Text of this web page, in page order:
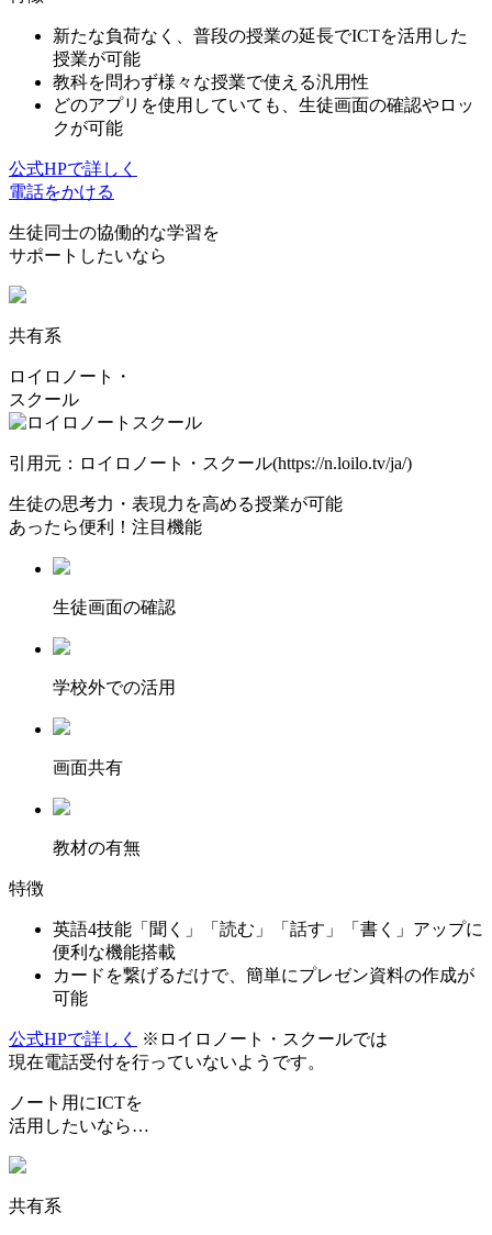
新たな負荷なく、普段の授業の延長でICTを活用した
授業が可能
教科を問わず様々な授業で使える汎用性
どのアプリを使用していても、生徒画面の確認やロッ
クが可能
公式HPで詳しく
電話をかける
生徒同士の協働的な学習を
サポートしたいなら
共有系
ロイロノート・
スクール
引用元：ロイロノート・スクール(https://n.loilo.tv/ja/)
生徒の思考力・表現力を高める授業が可能
あったら便利！注目機能
⽣徒画⾯の確認
学校外での活用
画面共有
教材の有無
特徴
英語4技能「聞く」「読む」「話す」「書く」アップに
便利な機能搭載
カードを繋げるだけで、簡単にプレゼン資料の作成が
可能
公式HPで詳しく
※ロイロノート・スクールでは
現在電話受付を行っていないようです。
ノート用にICTを
活用したいなら…
共有系